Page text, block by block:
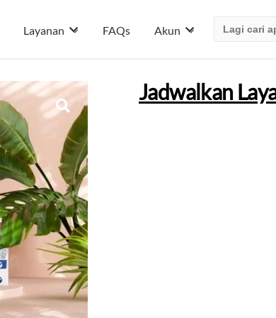
Layanan FAQs Akun
for:
Jadwalkan